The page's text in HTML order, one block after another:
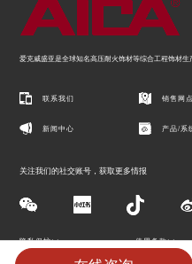
爱克威盛亚是全球知名高压耐火饰材等综合工程饰材生
联系我们 销售网点
新闻中心 产品/系
关注我们的社交账号，获取更多情报
隐私保护>> 使用条款>>